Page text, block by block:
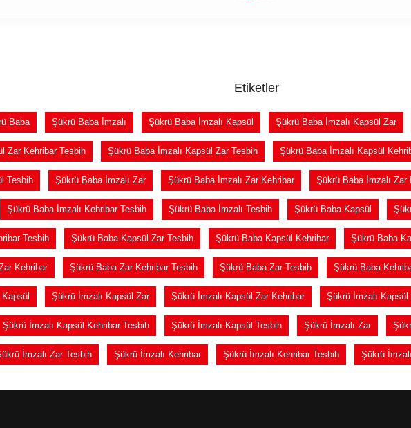
Etiketler
Baba Şükrü Baba İmzalı Şükrü Baba İmzalı Kapsül Şükrü Baba İmzalı Kapsül Zar
Zar Kehribar Tesbih Şükrü Baba İmzalı Kapsül Zar Tesbih Şükrü Baba İmzalı Kapsül
Tesbih Şükrü Baba İmzalı Zar Şükrü Baba İmzalı Zar Kehribar Şükrü Baba İmzalı Zar
Şükrü Baba İmzalı Kehribar Tesbih Şükrü Baba İmzalı Tesbih Şükrü Baba Kapsül
Tesbih Şükrü Baba Kapsül Zar Tesbih Şükrü Baba Kapsül Kehribar Şükrü Baba
Kehribar Şükrü Baba Zar Kehribar Tesbih Şükrü Baba Zar Tesbih Şükrü Baba
Şükrü İmzalı Kapsül Zar Şükrü İmzalı Kapsül Zar Kehribar Şükrü İmzalı
Şükrü İmzalı Kapsül Kehribar Tesbih Şükrü İmzalı Kapsül Tesbih Şükrü İmzalı Zar
İmzalı Zar Tesbih Şükrü İmzalı Kehribar Şükrü İmzalı Kehribar Tesbih Şükrü